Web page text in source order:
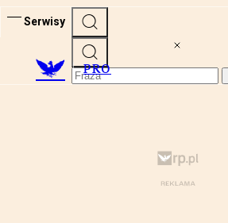
Serwisy
PRO